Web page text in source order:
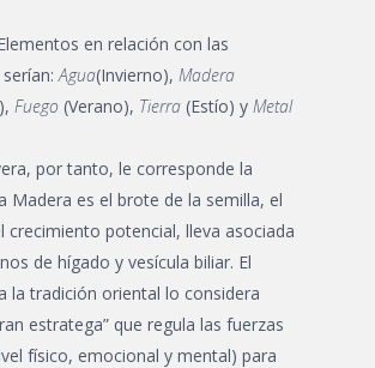
en relación con las
serían:Agua(Invierno), Madera
Fuego (Verano), Tierra (Estío) y Metal
por tanto, le corresponde la
Madera es el brote de la semilla, el
crecimiento potencial, lleva asociada
de hígado y vesícula biliar. El
la tradición oriental lo considera
estratega” que regula las fuerzas
físico, emocional y mental) para